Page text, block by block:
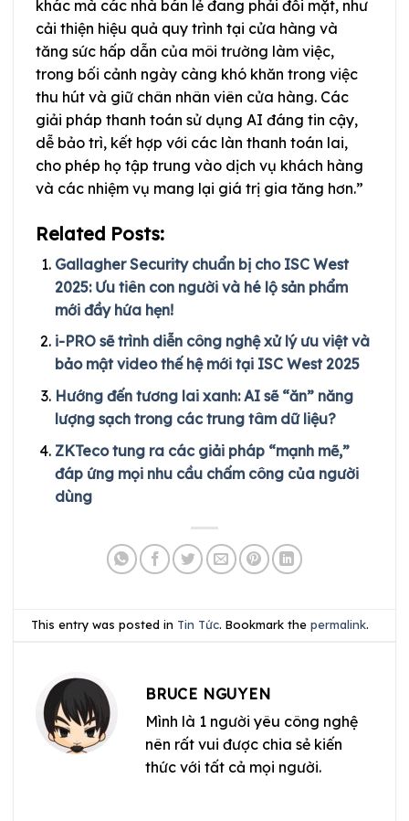
khác mà các nhà bán lẻ đang phải đối mặt, như
cải thiện hiệu quả quy trình tại cửa hàng và
tăng sức hấp dẫn của môi trường làm việc,
trong bối cảnh ngày càng khó khăn trong việc
thu hút và giữ chân nhân viên cửa hàng. Các
giải pháp thanh toán sử dụng AI đáng tin cậy,
dễ bảo trì, kết hợp với các làn thanh toán lai,
cho phép họ tập trung vào dịch vụ khách hàng
và các nhiệm vụ mang lại giá trị gia tăng hơn.”
Related Posts:
Gallagher Security chuẩn bị cho ISC West
2025: Ưu tiên con người và hé lộ sản phẩm
mới đầy hứa hẹn!
i-PRO sẽ trình diễn công nghệ xử lý ưu việt và
bảo mật video thế hệ mới tại ISC West 2025
Hướng đến tương lai xanh: AI sẽ “ăn” năng
lượng sạch trong các trung tâm dữ liệu?
ZKTeco tung ra các giải pháp “mạnh mẽ,”
đáp ứng mọi nhu cầu chấm công của người
dùng
This entry was posted in Tin Tức. Bookmark thepermalink.
BRUCE NGUYEN
Mình là 1 người yêu công nghệ
nên rất vui được chia sẻ kiến
thức với tất cả mọi người.